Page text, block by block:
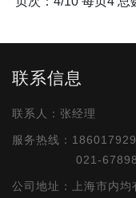
联系信息
联系人：张经理
服务热线：
021-
公司地址：上海市内均